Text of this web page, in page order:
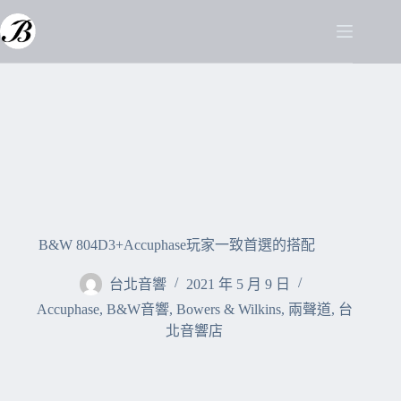
B&W 804D3+Accuphase玩家一致首選的搭配
台北音響
2021 年 5 月 9 日
Accuphase, B&W音響, Bowers & Wilkins, 兩聲道, 台
北音響店